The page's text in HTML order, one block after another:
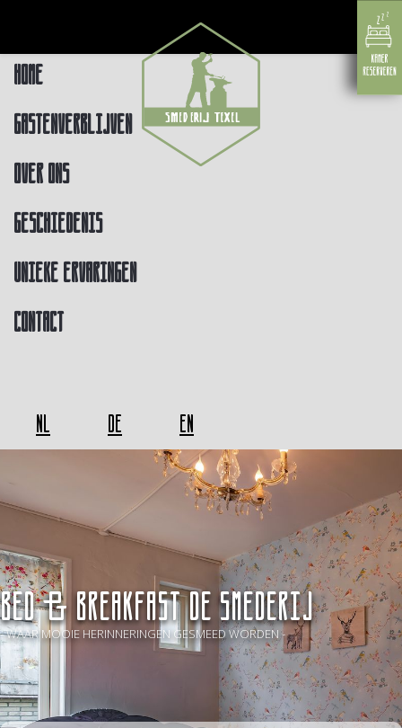
Home
Gastenverblijven
Over ons
Geschiedenis
Unieke ervaringen
Contact
NL DE EN
BED & BREAKFAST De Smederij
- WAAR MOOIE HERINNERINGEN GESMEED WORDEN -